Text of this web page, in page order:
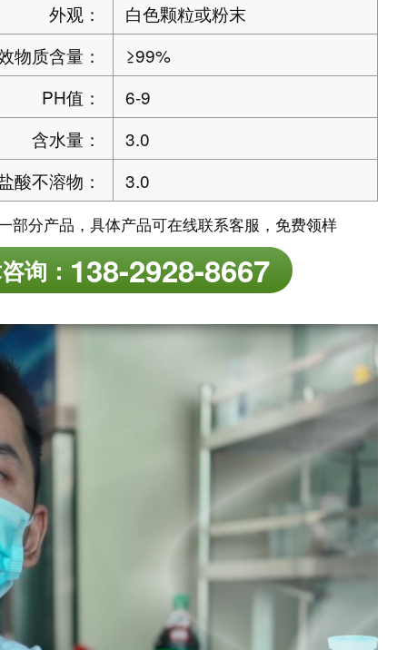
外观：
白色颗粒或粉末
物质含量：
≥99%
PH值：
6-9
含水量：
3.0
酸不溶物：
3.0
部分产品，具体产品可在线联系客服，免费领样
询： 138-2928-8667